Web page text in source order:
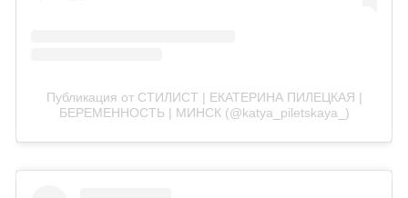
Публикация от СТИЛИСТ | ЕКАТЕРИНА ПИЛЕЦКАЯ |
БЕРЕМЕННОСТЬ | МИНСК (@katya_piletskaya_)